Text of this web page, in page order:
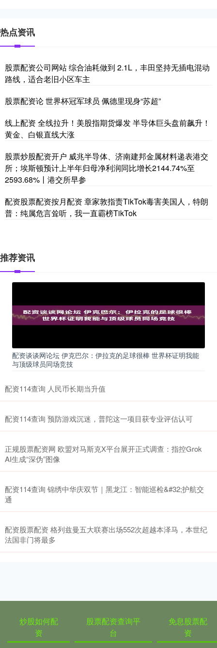
热点资讯
股票配资公司网站 综合油耗做到 2.1L，丰田坚持无插电混动
路线，适合老旧小区车主
股票配资论 世界杯冠军球员 佩德里现身“苏超”
线上配资 全线拉升！美股指期货爆发 半导体巨头盘前飙升！
黄金、白银直线大涨
股票炒股配资开户 威兆半导体、济南建邦金属材料递表港交
所；埃斯顿预计上半年归母净利润同比增长2144.74%至
2593.68%丨港交所早参
配资股票配资按月配资 章家敦指责TikTok毒害美国人，特朗
普：纯属危言耸听，我一直霸榜TikTok
推荐资讯
配资谈谈网论坛 伊克巴尔：伊拉克的足球很棒 世界杯证明我能
与顶级球员同场竞技
配资114查询 人民币长期当升值
配资114查询 预防游戏沉迷，普陀这一项目获专业评估认可
正规股票配资网 欧盟对马斯克X平台展开正式调查：指控Grok
AI生成“深伪”图像
配资114查询 锦绣中华庆双节｜黑龙江：智能巡检&#32;护航交
通
配资股票配资 格列兹曼五大联赛出场552次超越本泽马，本世纪
法国非门将最多
炒股如何配
资
股票配资查询平
台
免息股票配
资